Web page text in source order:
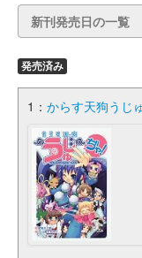
新刊発売日の一覧
発売済み
1： からす天狗うじ